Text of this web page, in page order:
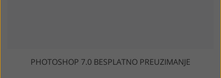
PHOTOSHOP 7.0 BESPLATNO PREUZIMANJE